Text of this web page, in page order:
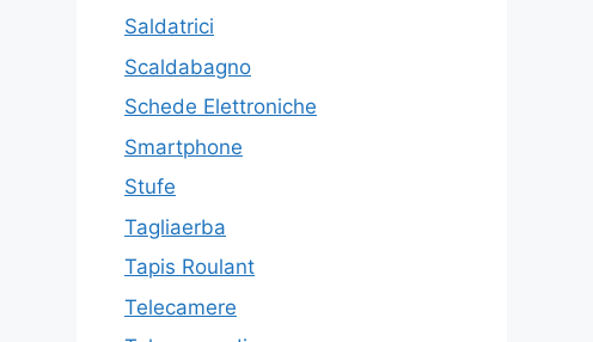
Saldatrici
Scaldabagno
Schede Elettroniche
Smartphone
Stufe
Tagliaerba
Tapis Roulant
Telecamere